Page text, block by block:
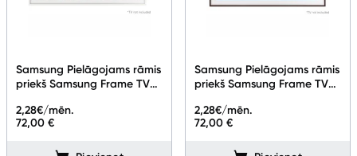
Samsung Pielāgojams rāmis
priekš Samsung Frame TV
SCFF75WTBXC
72,00 €
2,28€/mēn.
Samsung Pielāgojams rāmis
priekš Samsung Frame TV
72,00 €
2,28€/mēn.